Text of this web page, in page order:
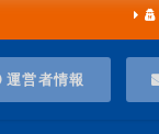
運営者情報